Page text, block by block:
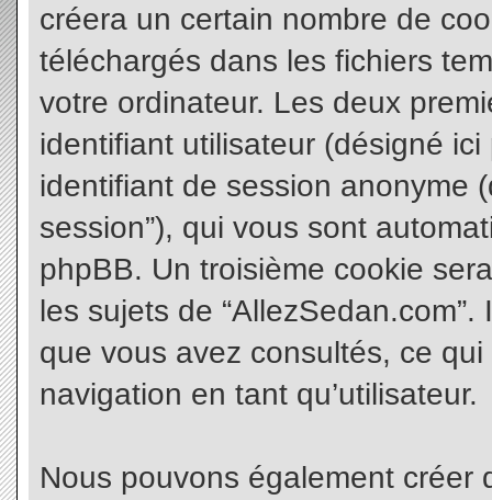
créera un certain nombre de
téléchargés dans les fichiers
votre ordinateur. Les deux
identifiant utilisateur (désigné ici
identifiant de session anonyme
session”), qui vous sont
phpBB. Un troisième cookie
les sujets de
que vous avez consultés, ce
navigation en tant qu’utilisateur.
Nous pouvons également créer